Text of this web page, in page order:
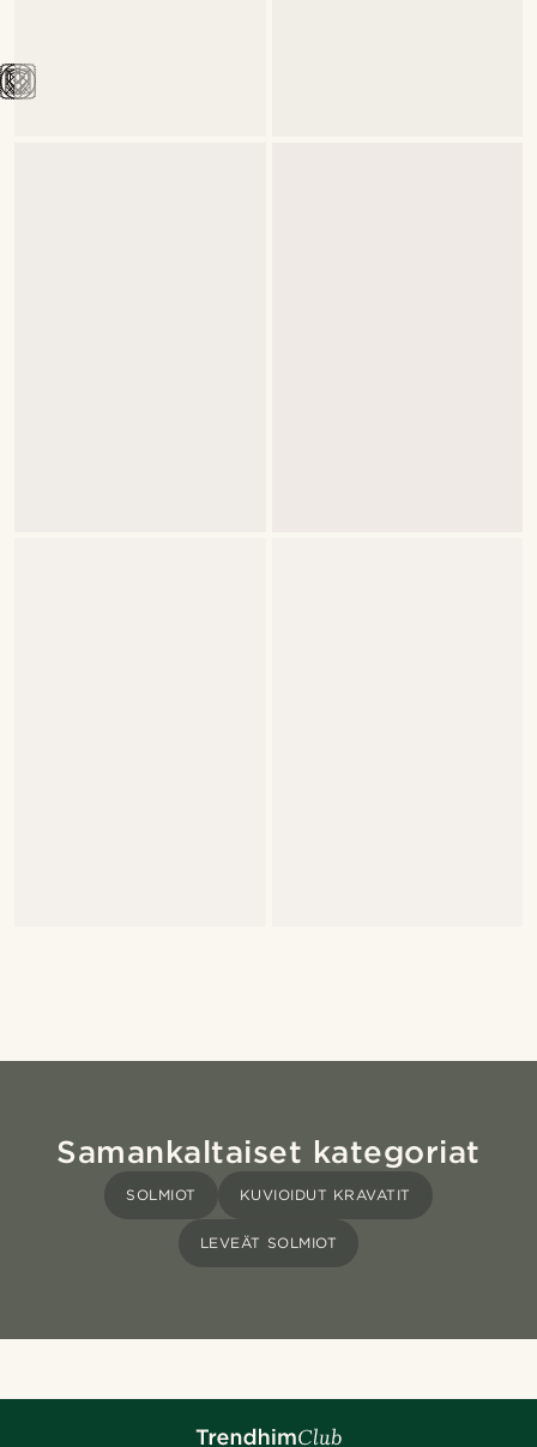
Samankaltaiset kategoriat
SOLMIOT KUVIOIDUT KRAVATIT
LEVEÄT SOLMIOT